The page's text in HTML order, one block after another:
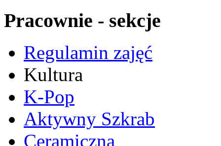
Pracownie - sekcje
Regulamin zajęć
Kultura
K-Pop
Aktywny Szkrab
Ceramiczna